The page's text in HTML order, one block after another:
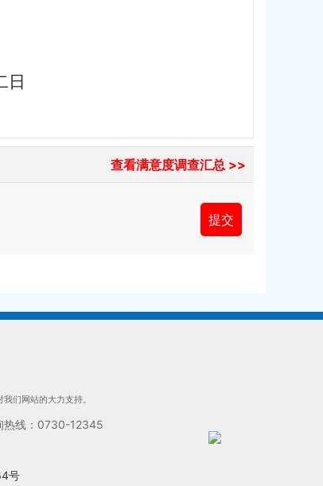
日
查看满意度调查汇总 >>
们网站的大力支持。
热线：0730-12345
号